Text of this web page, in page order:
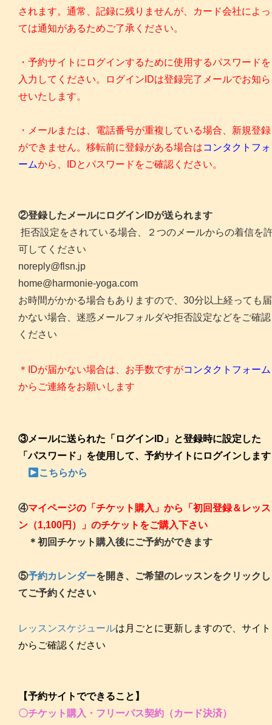
されます。通常、記録に残りませんが、カード会社によっ
ては通知があるためご了承ください。
・予約サイトにログインするために使用するパスワードを
入力してください。ログインIDは登録完了メールでお知ら
せいたします。
・メールまたは、電話番号が重複している場合、新規登録
ができません。移転前に登録がある場合はコンタクトフォ
ームから、IDとパスワードをご確認ください。
②登録したメールにログインIDが送られます
拒否設定をされている場合、２つのメールからの着信を
可してください
noreply@flsn.jp
home@harmonie-yoga.com
お時間がかかる場合もありますので、30分以上経っても届
かない場合、迷惑メールフォルダや拒否設定などをご確認
ください
＊IDが届かない場合は、お手数ですがコンタクトフォーム
からご連絡をお願いします
③メールに送られた「ログインID」と登録時に設定した
「パスワード」を使用して、予約サイトにログインします
こちらから
④マイページの「チケット購入」から「初回登録＆レッス
ン（1,100円）」のチケットをご購入下さい
＊初回チケット購入後にご予約ができます
⑤予約カレンダーを開き、ご希望のレッスンをクリックし
てご予約ください
レッスンスケジュールは月ごとに更新しますので、サイト
からご確認ください
【予約サイトでできること】
〇チケット購入・フリーパス契約（カード決済）